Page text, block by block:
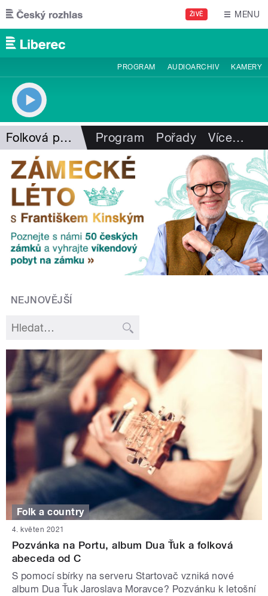
Přejít k hlavnímu obsahu
ŽIVĚ MENU
PROGRAM AUDIOARCHIV KAMERY
Folková pohlazení Program Pořady Více…
NEJNOVĚJŠÍ
Folk a country
4. květen 2021
Pozvánka na Portu, album Dua Ťuk a folková
abeceda od C
S pomocí sbírky na serveru Startovač vzniká nové
album Dua Ťuk Jaroslava Moravce? Pozvánku k letošní